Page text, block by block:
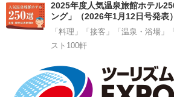
2025年度人気温泉旅館ホテル
ング」（2026年1月12日号発表）
「料理」「接客」「温泉・浴場」
スト100軒